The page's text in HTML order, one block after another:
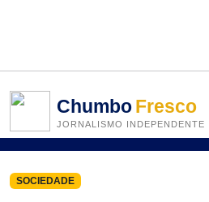
ChumboFresco
JORNALISMO INDEPENDENTE
SOCIEDADE